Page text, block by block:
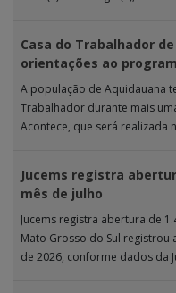
Casa do Trabalhador
orientações ao
A população de Aquidauana
Trabalhador durante mais
Acontece, que será realizada
Jucems registra
mês de julho
Jucems registra abertura de
Mato Grosso do Sul registrou
de 2026, conforme dados da